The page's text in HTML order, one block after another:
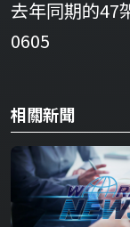
去年同期的47
0605
相關新聞